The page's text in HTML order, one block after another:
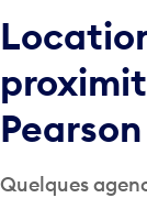
Pearson
Quelques